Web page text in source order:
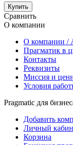
Купить
Сравнить
О компании
О компании /
Прагматик в
Контакты
Реквизиты
Миссия и
Условия
Pragmatic для
Добавить
Личный
Корзина